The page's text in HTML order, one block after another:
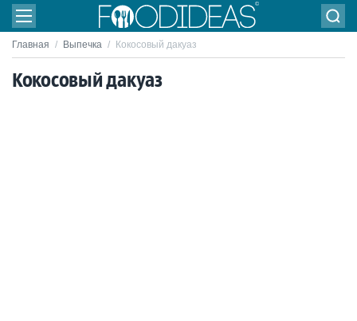
Главная / Выпечка / Кокосовый дакуаз
Кокосовый дакуаз